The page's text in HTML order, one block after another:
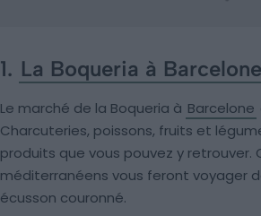
1. La Boqueria à Barcelone
Le marché de la Boqueria à Barcelone
Charcuteries, poissons, fruits et
produits que vous pouvez y retrouver.
méditerranéens vous feront voyager
écusson couronné.